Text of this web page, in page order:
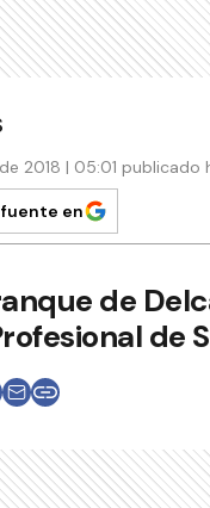
2018 | 05:01 publicado
en
de
de